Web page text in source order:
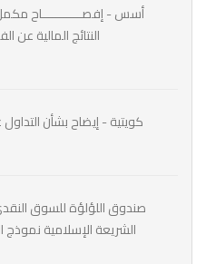
أسس - إفصـــــــــــاح
النتائج المالية عن الفترة
كويتية - إيضاح بشأن
الشريعة الإسلامية